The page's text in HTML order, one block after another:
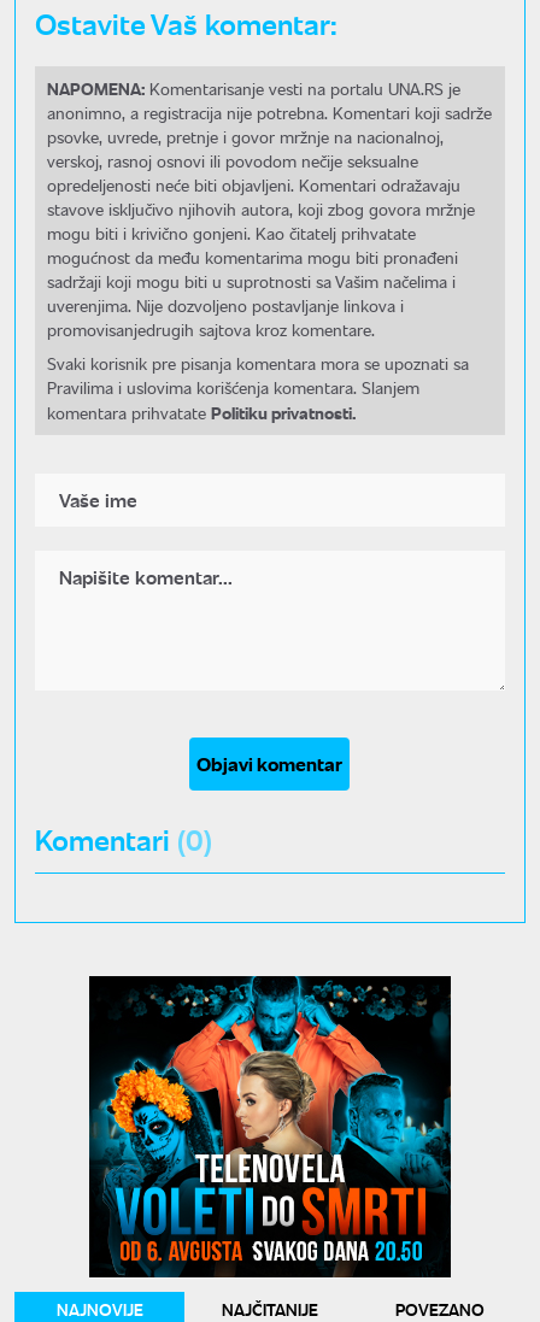
Ostavite Vaš komentar:
NAPOMENA: Komentarisanje vesti na portalu UNA.RS je
anonimno, a registracija nije potrebna. Komentari koji sadrže
psovke, uvrede, pretnje i govor mržnje na nacionalnoj,
verskoj, rasnoj osnovi ili povodom nečije seksualne
opredeljenosti neće biti objavljeni. Komentari odražavaju
stavove isključivo njihovih autora, koji zbog govora mržnje
mogu biti i krivično gonjeni. Kao čitatelj prihvatate
mogućnost da među komentarima mogu biti pronađeni
sadržaji koji mogu biti u suprotnosti sa Vašim načelima i
uverenjima. Nije dozvoljeno postavljanje linkova i
promovisanjedrugih sajtova kroz komentare.
Svaki korisnik pre pisanja komentara mora se upoznati sa
Pravilima i uslovima korišćenja komentara. Slanjem
komentara prihvatate Politiku privatnosti.
Objavi komentar
Komentari (0)
NAJNOVIJE NAJČITANIJE
POVEZANO